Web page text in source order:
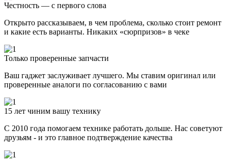
Честность — с первого слова
Открыто рассказываем, в чем проблема, сколько стоит ремонт
и какие есть варианты. Никаких «сюрпризов» в чеке
Только проверенные запчасти
Ваш гаджет заслуживает лучшего. Мы ставим оригинал или
проверенные аналоги по согласованию с вами
15 лет чиним вашу технику
С 2010 года помогаем технике работать дольше. Нас советуют
друзьям - и это главное подтверждение качества